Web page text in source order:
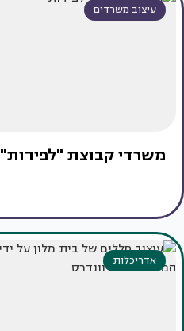
עיצוב משרדים
משרדי קבוצת "לפידות"
אדריכלות